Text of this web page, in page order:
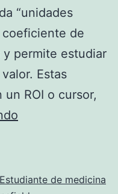
“unidades
coeficiente de
permite estudiar
Estas
ROI o cursor,
O
Estudiante de medicina